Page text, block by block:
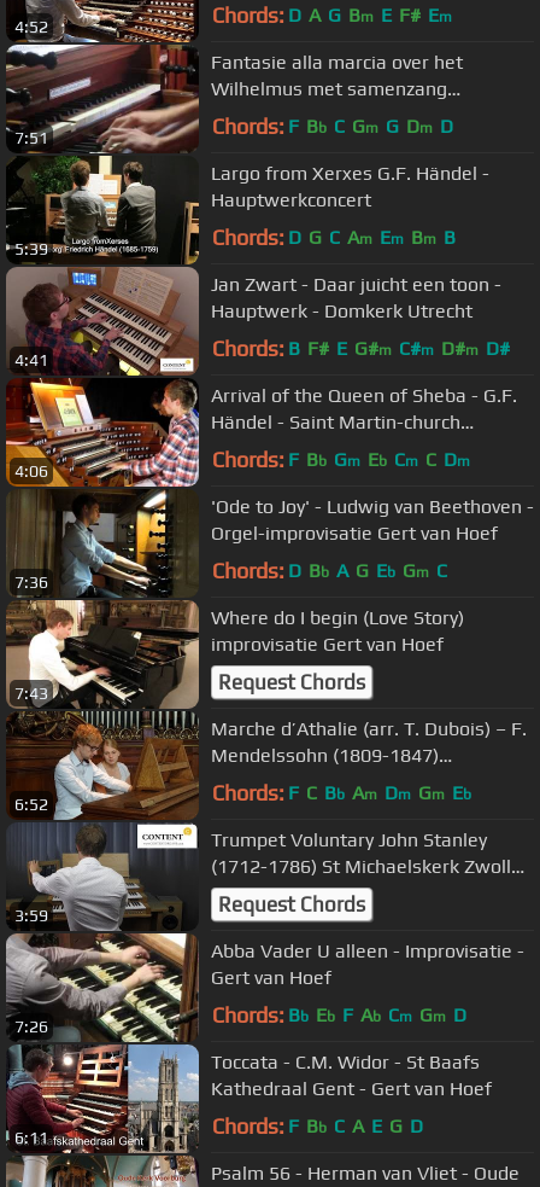
4:52 Chords: D A G Bm E F# Em
7:51
Fantasie alla marcia over het
Wilhelmus met samenzang
orgelconcert Nijverdal
Chords: F Bb C Gm G Dm D
5:39
Largo from Xerxes G.F. Händel -
Hauptwerkconcert
Chords: D G C Am Em Bm B
4:41
Jan Zwart - Daar juicht een toon -
Hauptwerk - Domkerk Utrecht
Chords: B F# E G#m C#m D#m D#
4:06
Arrival of the Queen of Sheba - G.F.
Händel - Saint Martin-church
Dudelange
Chords: F Bb Gm Eb Cm C Dm
7:36
'Ode to Joy' - Ludwig van Beethoven -
Orgel-improvisatie Gert van Hoef
Chords: D Bb A G Eb Gm C
7:43
Where do I begin (Love Story)
improvisatie Gert van Hoef
Request Chords
6:52
Marche d’Athalie (arr. T. Dubois) – F.
Mendelssohn (1809-1847)
Koepelkerk Hoorn - Gert van Hoef
Chords: F C Bb Am Dm Gm Eb
3:59
Trumpet Voluntary John Stanley
(1712-1786) St Michaelskerk Zwolle
(Hauptwerk)
Request Chords
7:26
Abba Vader U alleen - Improvisatie -
Gert van Hoef
Chords: Bb Eb F Ab Cm Gm D
6:11
Toccata - C.M. Widor - St Baafs
Kathedraal Gent - Gert van Hoef
Chords: F Bb C A E G D
Psalm 56 - Herman van Vliet - Oude